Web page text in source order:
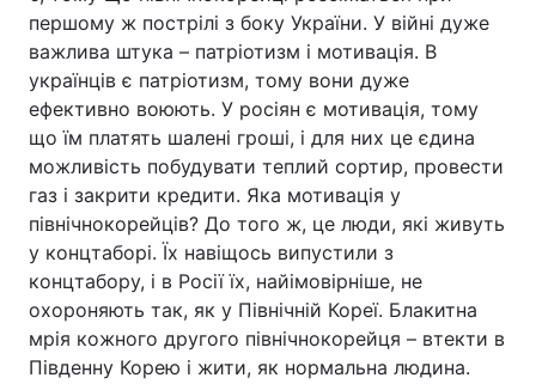
першому ж пострілі з боку України. У війні дуже
важлива штука – патріотизм і мотивація. В
українців є патріотизм, тому вони дуже
ефективно воюють. У росіян є мотивація, тому
що їм платять шалені гроші, і для них це єдина
можливість побудувати теплий сортир, провести
газ і закрити кредити. Яка мотивація у
північнокорейців? До того ж, це люди, які живуть
у концтаборі. Їх навіщось випустили з
концтабору, і в Росії їх, найімовірніше, не
охороняють так, як у Північній Кореї. Блакитна
мрія кожного другого північнокорейця – втекти в
Південну Корею і жити, як нормальна людина.